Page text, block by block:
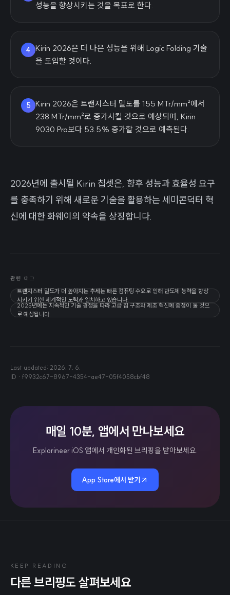
성능을 향상시키는 것을 목표로 한다.
4 Kirin 2026은 더 나은 성능을 위해 Logic Folding 기술
을 도입할 것이다.
5 Kirin 2026은 트랜지스터 밀도를 155 MTr/mm²에서
238 MTr/mm²로 증가시킬 것으로 예상되며, Kirin
9030 Pro보다 53.5% 증가할 것으로 예측된다.
2026년에 출시될 Kirin 칩셋은, 향후 성능과 효율성 요구
를 충족하기 위해 새로운 기술을 활용하는 세미콘덕터 혁
신에 대한 화웨이의 약속을 상징합니다.
관련 태그
트랜지스터 밀도가 더 높아지는 추세는 빠른 컴퓨팅 수요로 인해 반도체 능력을 향상
시키기 위한 세계적인 노력과 일치하고 있습니다.
2025년에는 지속적인 기술 경쟁을 따라 고급 칩 구조와 제조 혁신에 중점이 둘 것으
로 예상됩니다.
Last updated: 2026. 7. 6.
ID · f9932c67-8967-4354-ae47-05f4058cbf48
매일 10분, 앱에서 만나보세요
Explorineer iOS 앱에서 개인화된 브리핑을 받아보세요.
App Store에서 받기
KEEP READING
다른 브리핑도 살펴보세요